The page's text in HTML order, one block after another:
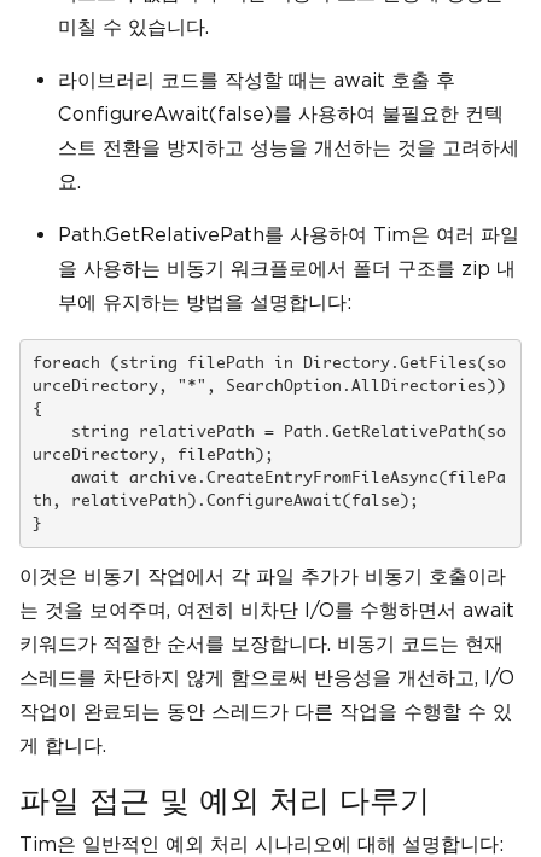
미칠 수 있습니다.
라이브러리 코드를 작성할 때는 await 호출 후
ConfigureAwait(false)를 사용하여 불필요한 컨텍
스트 전환을 방지하고 성능을 개선하는 것을 고려하세
요.
Path.GetRelativePath를 사용하여 Tim은 여러 파일
을 사용하는 비동기 워크플로에서 폴더 구조를 zip 내
부에 유지하는 방법을 설명합니다:
foreach (string filePath in Directory.GetFiles(so
urceDirectory, "*", SearchOption.AllDirectories))
{
urceDirectory, filePath);
th, relativePath).ConfigureAwait(false);
이것은 비동기 작업에서 각 파일 추가가 비동기 호출이라
는 것을 보여주며, 여전히 비차단 I/O를 수행하면서 await
키워드가 적절한 순서를 보장합니다. 비동기 코드는 현재
스레드를 차단하지 않게 함으로써 반응성을 개선하고, I/O
작업이 완료되는 동안 스레드가 다른 작업을 수행할 수 있
게 합니다.
파일 접근 및 예외 처리 다루기
Tim은 일반적인 예외 처리 시나리오에 대해 설명합니다: